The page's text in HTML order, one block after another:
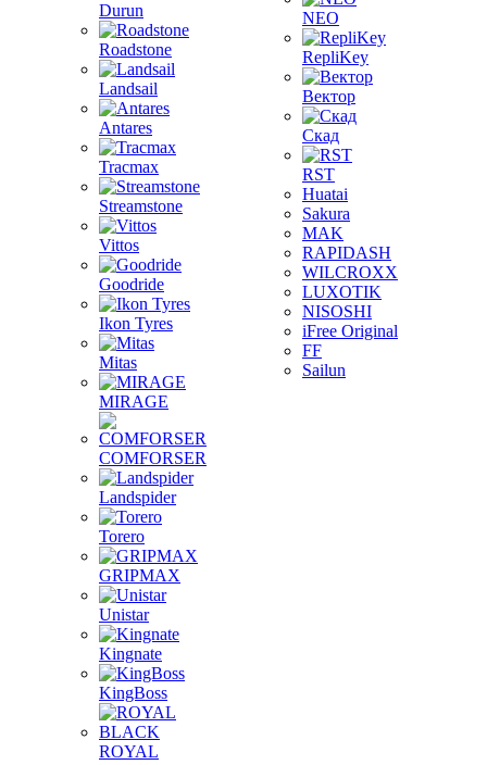
Durun
Roadstone
Landsail
Antares
Tracmax
Streamstone
Vittos
Goodride
Ikon Tyres
Mitas
MIRAGE
COMFORSER
Landspider
Torero
GRIPMAX
Unistar
Kingnate
KingBoss
ROYAL
NEO
RepliKey
Вектор
Скад
RST
Huatai
Sakura
MAK
RAPIDASH
WILCROXX
LUXOTIK
NISOSHI
iFree Original
FF
Sailun